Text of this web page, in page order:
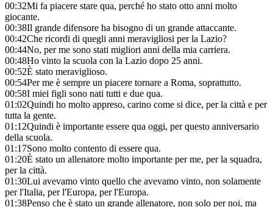
00:32Mi fa piacere stare qua, perché ho stato otto anni molto
giocante.
00:38Il grande difensore ha bisogno di un grande attaccante.
00:42Che ricordi di quegli anni meravigliosi per la Lazio?
00:44No, per me sono stati migliori anni della mia carriera.
00:48Ho vinto la scuola con la Lazio dopo 25 anni.
00:52È stato meraviglioso.
00:54Per me è sempre un piacere tornare a Roma, soprattutto.
00:58I miei figli sono nati tutti e due qua.
01:02Quindi ho molto appreso, carino come si dice, per la città e per
tutta la gente.
01:12Quindi è importante essere qua oggi, per questo anniversario
della scuola.
01:17Sono molto contento di essere qua.
01:20È stato un allenatore molto importante per me, per la squadra,
per la città.
01:30Lui avevamo vinto quello che avevamo vinto, non solamente
per l'Italia, per l'Europa, per l'Europa.
01:38Penso che è stato un grande allenatore, non solo per noi, ma